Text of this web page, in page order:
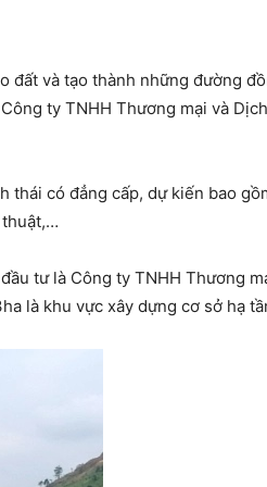
đất và tạo thành những đường
ty TNHH Thương mại và
thái có đẳng cấp, dự kiến bao
thuật,…
tư là Công ty TNHH Thương
là khu vực xây dựng cơ sở hạ